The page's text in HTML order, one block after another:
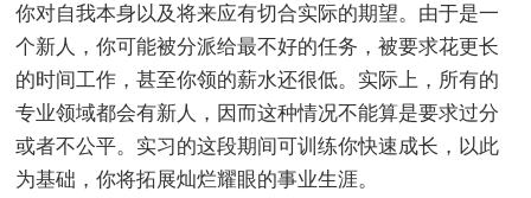
你对自我本身以及将来应有切合实际的期望。由于是一
个新人，你可能被分派给最不好的任务，被要求花更长
的时间工作，甚至你领的薪水还很低。实际上，所有的
专业领域都会有新人，因而这种情况不能算是要求过分
或者不公平。实习的这段期间可训练你快速成长，以此
为基础，你将拓展灿烂耀眼的事业生涯。